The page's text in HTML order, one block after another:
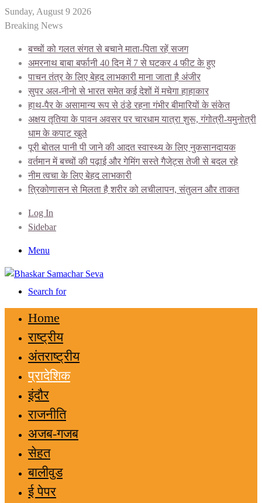
Sunday, August 9 2026
Breaking News
बच्चों को गलत संगत से बचाने माता-पिता रहें सजग
अमरनाथ बाबा बर्फानी 40 दिन में 7 से घटकर 4 फीट के हुए
पाचन तंत्र के लिए बेहद लाभकारी माना जाता है अंजीर
सुपर अल-नीनो से भारत समेत कई देशों में मचेगा हाहाकार
हाथ-पैर के असामान्य रूप से ठंडे रहना गंभीर बीमारियों के संकेत
अक्षय तृतिया के पावन अवसर पर चारधाम यात्रा शुरू, गंगोत्री-यमुनोत्री
धाम के कपाट खुले
पूरी बोतल पानी पी जाने की आदत स्वास्थ्य के लिए नुकसानदायक
वर्तमान में बच्चों की पढ़ाई और गेमिंग सस्ते गैजेट्स तेजी से बदल रहे
नीम त्वचा के लिए बेहद लाभकारी
त्रिकोणासन से मिलता है शरीर को लचीलापन, संतुलन और ताकत
Log In
Sidebar
Menu
Search for
Home
राष्ट्रीय
अंतराष्ट्रीय
प्रादेशिक
इंदौर
राजनीति
अजब-गजब
सेहत
बालीवुड
ई पेपर